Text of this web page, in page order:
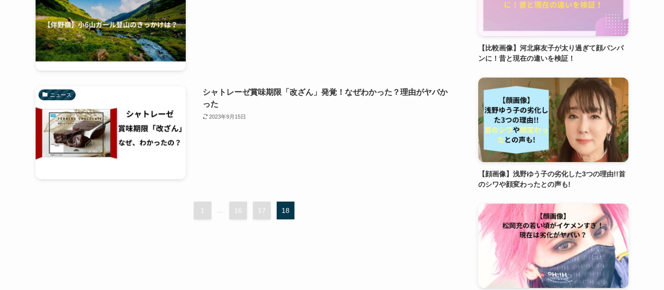
ニュース
シャトレーゼ賞味期限「改ざん」発覚！なぜわかった？理由がヤバか
った
2023年9月15日
1 ... 16 17 18
【比較画像】河北麻友子が太り過ぎて顔パンパ
ンに！昔と現在の違いを検証！
【顔画像】浅野ゆう子の劣化した3つの理由!!首
のシワや顔変わったとの声も!